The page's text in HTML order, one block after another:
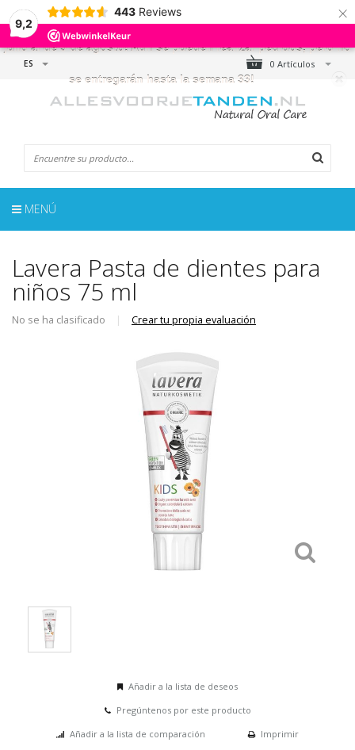
9,2
443 Reviews ×
0 Artículos
ES
MENÚ
Lavera Pasta de dientes para
niños 75 ml
No se ha clasificado | Crear tu propia evaluación
Añadir a la lista de deseos
Pregúntenos por este producto
Añadir a la lista de comparación
Imprimir
← ¡NÓTESE BIEN!- ¡La tienda online estará cerrada del 17 de
julio al de 9 de agosto! Aún se pueden realizar pedidos, pero no
se entregarán hasta la semana 33!